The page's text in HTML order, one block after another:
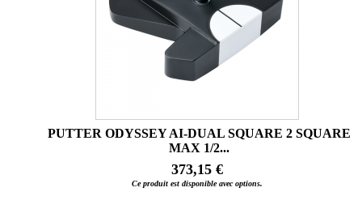
PUTTER ODYSSEY AI-DUAL SQUARE 2 SQUARE
MAX 1/2...
373,15 €
Ce produit est disponible avec options.